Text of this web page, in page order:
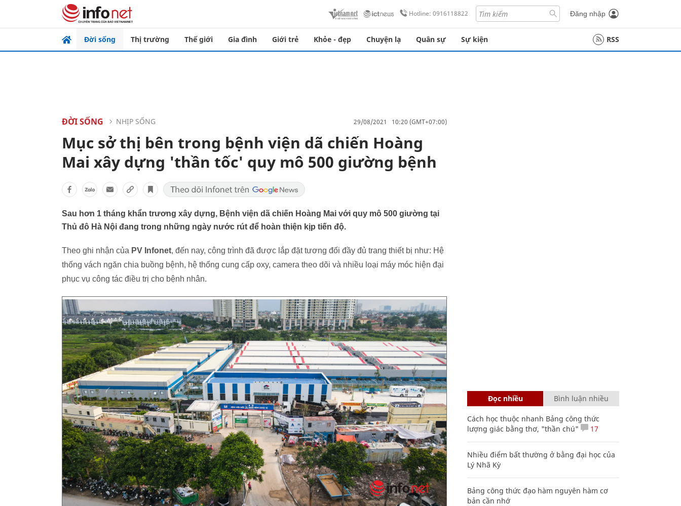
Hotline: 0916118822 Đăng nhập
Đời sống Thị trường Thế giới Gia đình Giới trẻ Khỏe - đẹp Chuyện lạ Quân sự Sự kiện RSS
ĐỜI SỐNG NHỊP SỐNG 29/08/2021 10:20 (GMT+07:00)
Mục sở thị bên trong bệnh viện dã chiến Hoàng
Mai xây dựng 'thần tốc' quy mô 500 giường bệnh
Sau hơn 1 tháng khẩn trương xây dựng, Bệnh viện dã chiến Hoàng Mai với quy mô 500 giường tại
Thủ đô Hà Nội đang trong những ngày nước rút để hoàn thiện kịp tiến độ.
Theo ghi nhận của PV Infonet, đến nay, công trình đã được lắp đặt tương đối đầy đủ trang thiết bị như: Hệ
thống vách ngăn chia buồng bệnh, hệ thống cung cấp oxy, camera theo dõi và nhiều loại máy móc hiện đại
phục vụ công tác điều trị cho bệnh nhân.
Đọc nhiều Bình luận nhiều
Cách học thuộc nhanh Bảng công thức
lượng giác bằng thơ, "thần chú"
17
Nhiều điểm bất thường ở bằng đại học của
Lý Nhã Kỳ
Bảng công thức đạo hàm nguyên hàm cơ
bản cần nhớ